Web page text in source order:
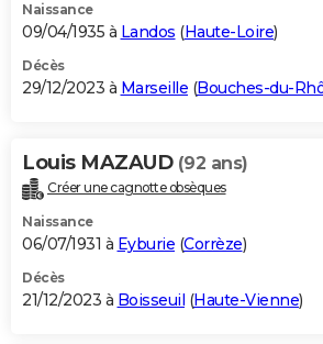
Naissance
09/04/1935 à Landos (Haute-Loire)
Décès
29/12/2023 à Marseille (Bouches-du-
Louis MAZAUD (92 ans)
Créer une cagnotte obsèques
Naissance
06/07/1931 à Eyburie (Corrèze)
Décès
21/12/2023 à Boisseuil (Haute-Vienne)